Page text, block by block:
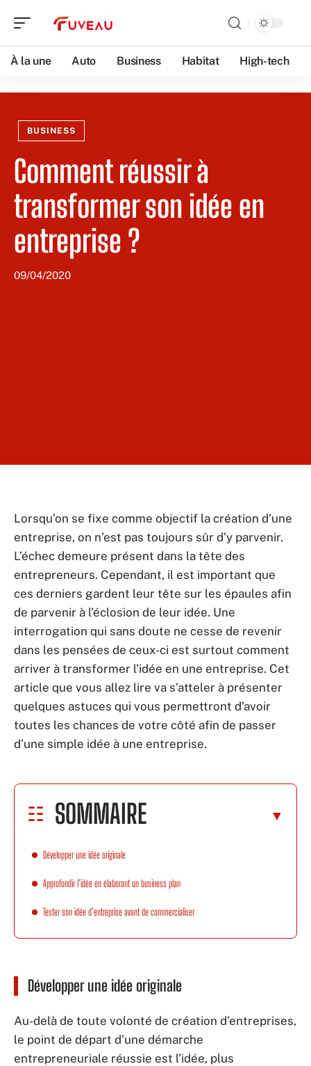
À la une Auto Business Habitat High-tech
BUSINESS
Comment réussir à
transformer son idée en
entreprise ?
09/04/2020
Lorsqu’on se fixe comme objectif la création d’une
entreprise, on n’est pas toujours sûr d’y parvenir.
L’échec demeure présent dans la tête des
entrepreneurs. Cependant, il est important que
ces derniers gardent leur tête sur les épaules afin
de parvenir à l’éclosion de leur idée. Une
interrogation qui sans doute ne cesse de revenir
dans les pensées de ceux-ci est surtout comment
arriver à transformer l’idée en une entreprise. Cet
article que vous allez lire va s’atteler à présenter
quelques astuces qui vous permettront d’avoir
toutes les chances de votre côté afin de passer
d’une simple idée à une entreprise.
SOMMAIRE
Développer une idée originale
Approfondir l’idée en élaborant un business plan
Tester son idée d’entreprise avant de commercialiser
Développer une idée originale
Au-delà de toute volonté de création d’entreprises,
le point de départ d’une démarche
entrepreneuriale réussie est l’idée, plus